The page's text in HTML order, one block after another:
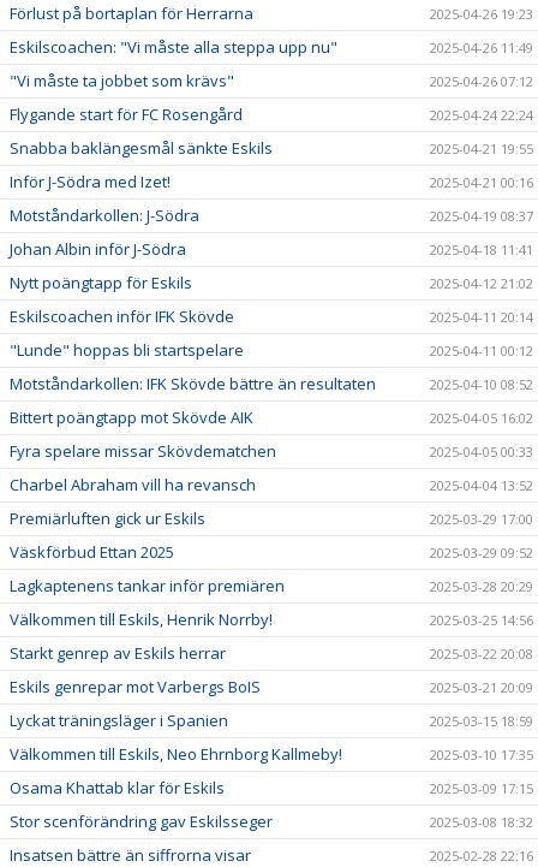
Förlust på bortaplan för Herrarna 2025-04-26 19:23
Eskilscoachen: "Vi måste alla steppa upp nu" 2025-04-26 11:49
"Vi måste ta jobbet som krävs" 2025-04-26 07:12
Flygande start för FC Rosengård 2025-04-24 22:24
Snabba baklängesmål sänkte Eskils 2025-04-21 19:55
Inför J-Södra med Izet! 2025-04-21 00:16
Motståndarkollen: J-Södra 2025-04-19 08:37
Johan Albin inför J-Södra 2025-04-18 11:41
Nytt poängtapp för Eskils 2025-04-12 21:02
Eskilscoachen inför IFK Skövde 2025-04-11 20:14
"Lunde" hoppas bli startspelare 2025-04-11 00:12
Motståndarkollen: IFK Skövde bättre än resultaten 2025-04-10 08:52
Bittert poängtapp mot Skövde AIK 2025-04-05 16:02
Fyra spelare missar Skövdematchen 2025-04-05 00:33
Charbel Abraham vill ha revansch 2025-04-04 13:52
Premiärluften gick ur Eskils 2025-03-29 17:00
Väskförbud Ettan 2025 2025-03-29 09:52
Lagkaptenens tankar inför premiären 2025-03-28 20:29
Välkommen till Eskils, Henrik Norrby! 2025-03-25 14:56
Starkt genrep av Eskils herrar 2025-03-22 20:08
Eskils genrepar mot Varbergs BoIS 2025-03-21 20:09
Lyckat träningsläger i Spanien 2025-03-15 18:59
Välkommen till Eskils, Neo Ehrnborg Kallmeby! 2025-03-10 17:35
Osama Khattab klar för Eskils 2025-03-09 17:15
Stor scenförändring gav Eskilsseger 2025-03-08 18:32
Insatsen bättre än siffrorna visar 2025-02-28 22:16